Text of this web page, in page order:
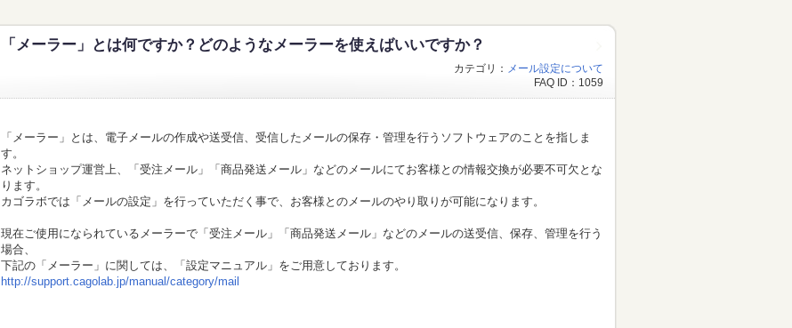
「メーラー」とは何ですか？どのようなメーラーを使えばいいですか？
カテゴリ：
メール設定について
FAQ ID：1059
「メーラー」とは、電子メールの作成や送受信、受信したメールの保存・管理を行うソフトウェアのことを指しま
す。
ネットショップ運営上、「受注メール」「商品発送メール」などのメールにてお客様との情報交換が必要不可欠とな
ります。
カゴラボでは「メールの設定」を行っていただく事で、お客様とのメールのやり取りが可能になります。
現在ご使用になられているメーラーで「受注メール」「商品発送メール」などのメールの送受信、保存、管理を行う
場合、
下記の「メーラー」に関しては、「設定マニュアル」をご用意しております。
http://support.cagolab.jp/manual/category/mail